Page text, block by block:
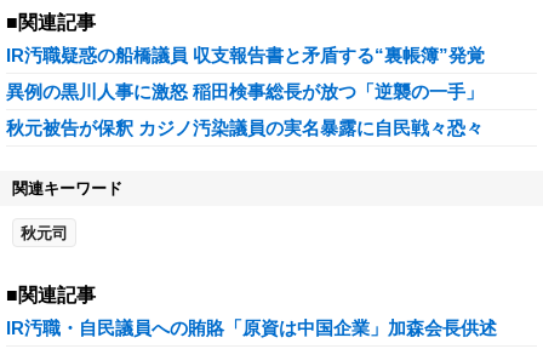
■関連記事
IR汚職疑惑の船橋議員 収支報告書と矛盾する“裏帳簿”発覚
異例の黒川人事に激怒 稲田検事総長が放つ「逆襲の一手」
秋元被告が保釈 カジノ汚染議員の実名暴露に自民戦々恐々
関連キーワード
秋元司
■関連記事
IR汚職・自民議員への賄賂「原資は中国企業」加森会長供述